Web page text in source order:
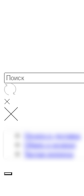
Оплата и доставка
Обмен и возврат
Частые вопросы